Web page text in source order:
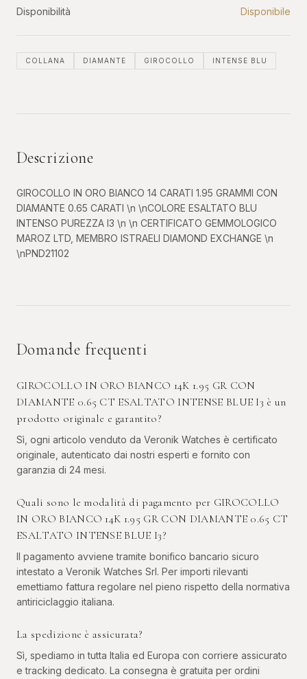
Disponibilità
Disponibile
COLLANA DIAMANTE GIROCOLLO INTENSE BLU
Descrizione
GIROCOLLO IN ORO BIANCO 14 CARATI 1.95 GRAMMI CON
DIAMANTE 0.65 CARATI \n \nCOLORE ESALTATO BLU
INTENSO PUREZZA I3 \n \n CERTIFICATO GEMMOLOGICO
MAROZ LTD, MEMBRO ISTRAELI DIAMOND EXCHANGE \n
\nPND21102
Domande frequenti
GIROCOLLO IN ORO BIANCO 14K 1.95 GR CON
DIAMANTE 0.65 CT ESALTATO INTENSE BLUE I3 è un
prodotto originale e garantito?
Sì, ogni articolo venduto da Veronik Watches è certificato
originale, autenticato dai nostri esperti e fornito con
garanzia di 24 mesi.
Quali sono le modalità di pagamento per GIROCOLLO
IN ORO BIANCO 14K 1.95 GR CON DIAMANTE 0.65 CT
ESALTATO INTENSE BLUE I3?
Il pagamento avviene tramite bonifico bancario sicuro
intestato a Veronik Watches Srl. Per importi rilevanti
emettiamo fattura regolare nel pieno rispetto della normativa
antiriciclaggio italiana.
La spedizione è assicurata?
Sì, spediamo in tutta Italia ed Europa con corriere assicurato
e tracking dedicato. La consegna è gratuita per ordini